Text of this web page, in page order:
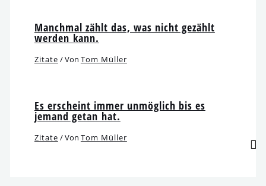
Manchmal zählt das, was nicht gezählt
wer­den kann.
Zitate / Von Tom Müller
Es erscheint immer unmög­lich bis es
jemand getan hat.
Zitate / Von Tom Müller